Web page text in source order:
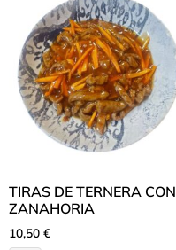
TIRAS DE TERNERA CON
ZANAHORIA
10,50 €